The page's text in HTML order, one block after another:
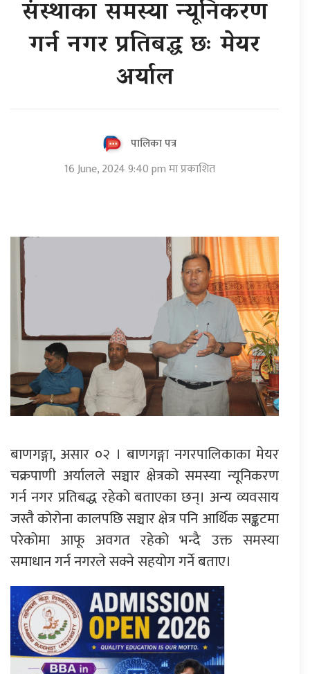
संस्थाका समस्या न्यूनिकरण
गर्न नगर प्रतिबद्ध छः मेयर
अर्याल
पालिका पत्र
16 June, 2024 9:40 pm मा प्रकाशित
बाणगङ्गा, असार ०२ । बाणगङ्गा नगरपालिकाका मेयर
चक्रपाणी अर्यालले सञ्चार क्षेत्रको समस्या न्यूनिकरण
गर्न नगर प्रतिबद्ध रहेको बताएका छन्। अन्य व्यवसाय
जस्तै कोरोना कालपछि सञ्चार क्षेत्र पनि आर्थिक सङ्कटमा
परेकोमा आफू अवगत रहेको भन्दै उक्त समस्या
समाधान गर्न नगरले सक्ने सहयोग गर्ने बताए।